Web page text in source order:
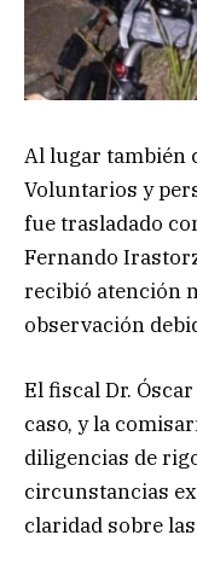
Al lugar también
Voluntarios y
fue trasladado
Fernando
recibió atención
observación
El fiscal Dr.
caso, y la
diligencias de
circunstancias
claridad sobre